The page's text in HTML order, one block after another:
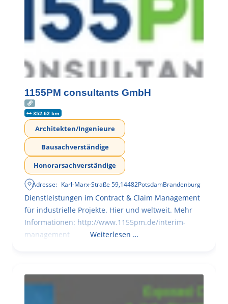
1155PM consultants GmbH
352.62 km
Architekten/Ingenieure
Bausachverständige
Honorarsachverständige
Adresse: Karl-Marx-Straße 59,14482PotsdamBrandenburg
Dienstleistungen im Contract & Claim Management
für industrielle Projekte. Hier und weltweit. Mehr
Informationen: http://www.1155pm.de/interim-
management
Weiterlesen …